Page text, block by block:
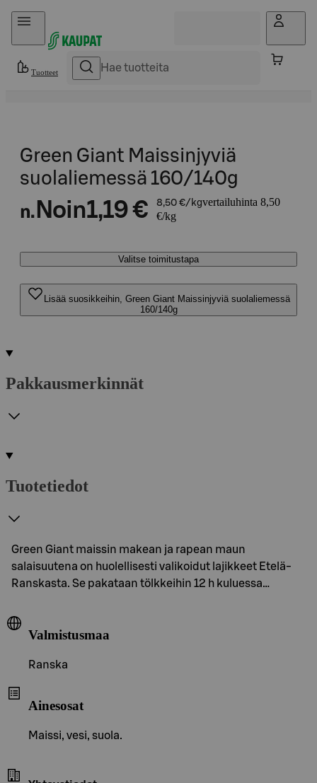
Hyppää sisältöön
Tuotteet
Green Giant Maissinjyviä
suolaliemessä 160/140g
n. Noin1,19 € 8,50 €/kgvertailuhinta 8,50
€/kg
Valitse toimitustapa
Lisää suosikkeihin, Green Giant Maissinjyviä suolaliemessä
160/140g
Pakkausmerkinnät
Tuotetiedot
Green Giant maissin makean ja rapean maun
salaisuutena on huolellisesti valikoidut lajikkeet Etelä-
Ranskasta. Se pakataan tölkkeihin 12 h kuluessa…
Valmistusmaa
Ranska
Ainesosat
Maissi, vesi, suola.